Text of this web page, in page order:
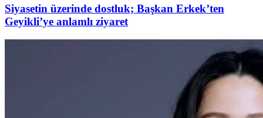
Siyasetin üzerinde dostluk; Başkan Erkek’ten
Geyikli’ye anlamlı ziyaret